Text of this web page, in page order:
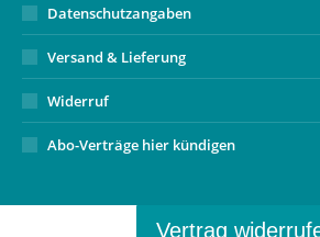
Datenschutzangaben
Versand & Lieferung
Widerruf
Abo-Verträge hier kündigen
Vertrag